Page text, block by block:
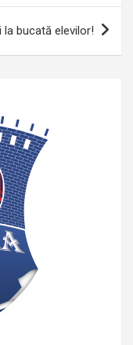
la bucată elevilor!